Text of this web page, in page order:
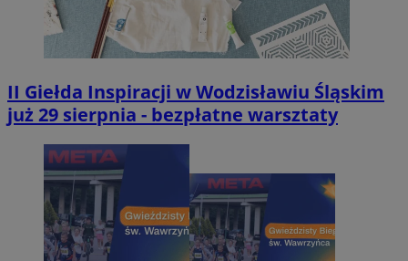
II Giełda Inspiracji w Wodzisławiu Śląskim
już 29 sierpnia - bezpłatne warsztaty